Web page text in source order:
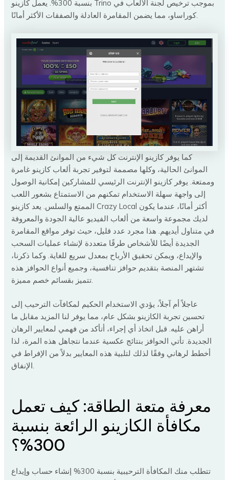
بنسبة 300%. يعمل كازينو Trino بموجب ترخيص لجنة الألعاب في
كما يوفر كازينو الإنترنت كل شيء من الموانئ القديمة إلى
الموانئ الحالية، وكلها مصممة لتوفير تجربة ألعاب كازينو غامرة
وممتعة. يوفر كازينو الإنترنت الرئيسي للمشاركين إمكانية الوصول
إلى واجهة سهلة الاستخدام تمكنهم من الاستمتاع بشعور اللعب
الممتع والسلس. يعد كازينو Crazy Local أكثر أمانًا، عندما يكون
لديك مجموعة واسعة من ألعاب الفيديو عالية الجودة والمعروفة
في متناول أيديهم. هذا مجرد عدد قليل، حيث توفر مواقع المقامرة
الجديدة أيضًا للأشخاص طرقًا متعددة لإنشاء عمليات السحب
والإيداع، ويمكن تحقيق الأرباح بمعدل سريع للغاية. وكما ذكرنا،
تشتهر المنصة بتقديم حوافز تنافسية، وجميع أنواع الحوافز هذه
عاجلاً أم آجلاً، يؤدي الاستخدام الحكيم لمكافآت الترحيب إلى
تحسين تجربة الكازينو بشكل عام، مما يوفر لنا المزيد مقابل ما
أراهن عليه. قبل اتخاذ أي إجراء، أتأكد من فهمي لمعايير الرهان
الجديدة. تأتي الحوافز بنتائج عكسية عندما نتجاهل هذه المرة، لذا
أخطط لرهاني وفقًا لذلك لتلبية هذه المعايير بدلاً من الإفراط في
الإنفاق.
معرفة متعة الطاقة: كيف تعمل
مكافأة الكازينو الرائعة بنسبة
300%؟
تتطلب منك المكافأة الترحيبية بنسبة 300% إنشاء حساب وإيداع